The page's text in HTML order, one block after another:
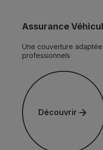
Assurance
Une couverture
professionnels
Découvrir
Découvrir